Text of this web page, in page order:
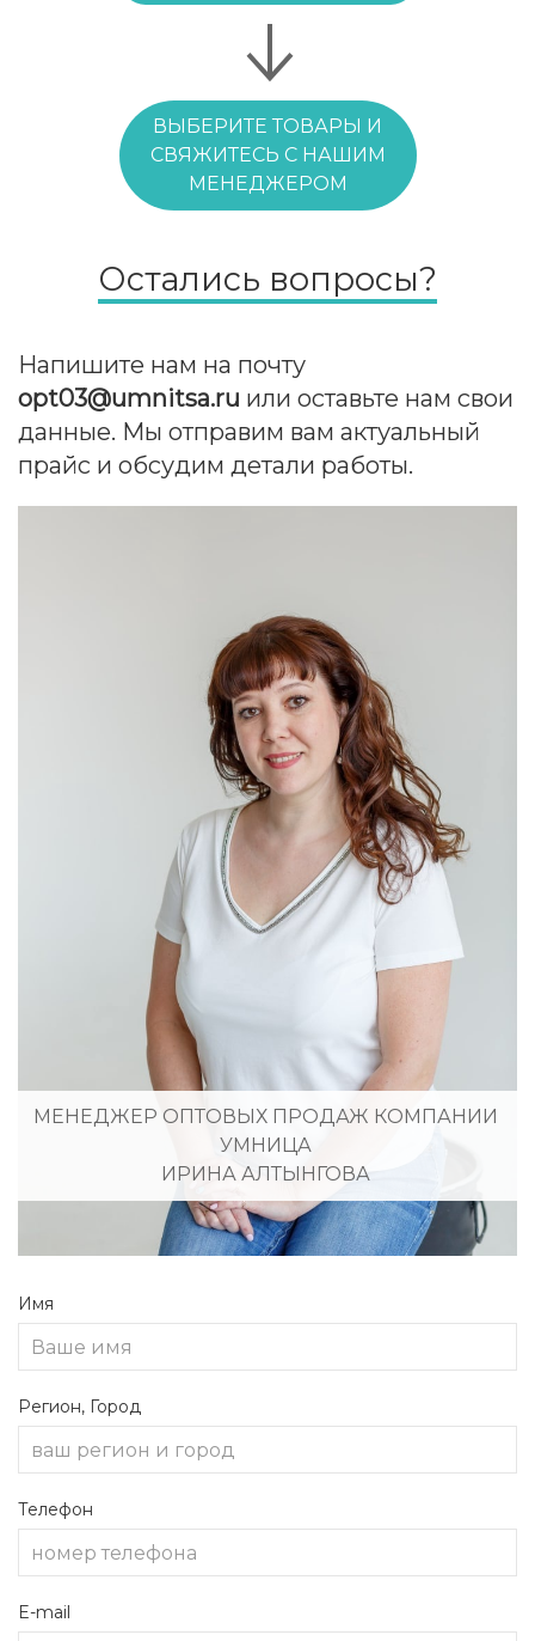
ВЫБЕРИТЕ ТОВАРЫ И
СВЯЖИТЕСЬ С НАШИМ
МЕНЕДЖЕРОМ
Остались вопросы?
Напишите нам на почту
opt03@umnitsa.ru или оставьте нам свои
данные. Мы отправим вам актуальный
прайс и обсудим детали работы.
Имя
Регион, Город
Телефон
E-mail
МЕНЕДЖЕР ОПТОВЫХ ПРОДАЖ КОМПАНИИ
УМНИЦА
ИРИНА АЛТЫНГОВА